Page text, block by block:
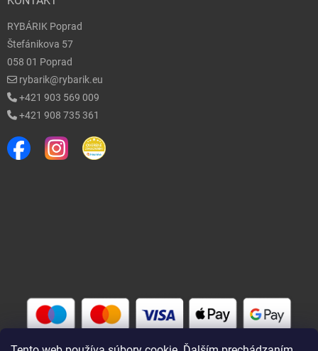
RYBÁRIK Poprad
Štefánikova 57
058 01 Poprad
rybarik@rybarik.eu
+421 903 569 009
+421 908 735 361